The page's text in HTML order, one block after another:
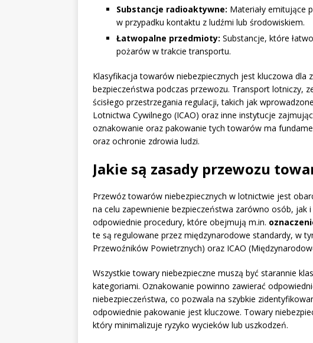
Substancje radioaktywne: Materiały emitujące
w przypadku kontaktu z ludźmi lub środowiskiem.
Łatwopalne przedmioty: Substancje, które
pożarów w trakcie transportu.
Klasyfikacja towarów niebezpiecznych jest kluczowa dla
bezpieczeństwa podczas przewozu. Transport lotniczy,
ścisłego przestrzegania regulacji, takich jak
Lotnictwa Cywilnego (ICAO) oraz inne instytucje
oznakowanie oraz pakowanie tych towarów ma
oraz ochronie zdrowia ludzi.
Jakie są zasady przewozu
Przewóz towarów niebezpiecznych w lotnictwie jest
na celu zapewnienie bezpieczeństwa zarówno osób, jak
odpowiednie procedury, które obejmują m.in.
te są regulowane przez międzynarodowe standardy, w
Przewoźników Powietrznych) oraz ICAO
Wszystkie towary niebezpieczne muszą być starannie
kategoriami. Oznakowanie powinno zawierać
niebezpieczeństwa, co pozwala na szybkie
odpowiednie pakowanie jest kluczowe. Towary
który minimalizuje ryzyko wycieków lub uszkodzeń.